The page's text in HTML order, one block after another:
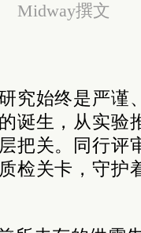
Midway撰文
究始终是严谨
诞生，从实验
把关。同行评
检关卡，守护